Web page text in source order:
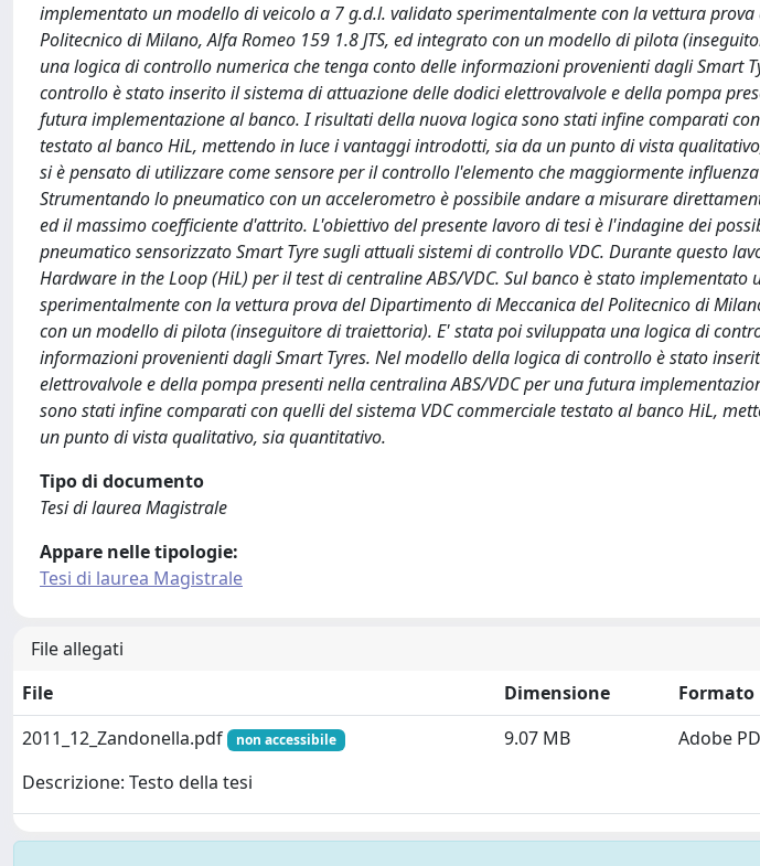
implementato un modello di veicolo a 7 g.d.l. validato sperimentalmente con la vettura
Politecnico di Milano, Alfa Romeo 159 1.8 JTS, ed integrato con un modello di pilota
una logica di controllo numerica che tenga conto delle informazioni provenienti dagli Smart
controllo è stato inserito il sistema di attuazione delle dodici elettrovalvole e della pompa
futura implementazione al banco. I risultati della nuova logica sono stati infine comparati
testato al banco HiL, mettendo in luce i vantaggi introdotti, sia da un punto di vista
si è pensato di utilizzare come sensore per il controllo l'elemento che maggiormente
Strumentando lo pneumatico con un accelerometro è possibile andare a misurare
ed il massimo coefficiente d'attrito. L'obiettivo del presente lavoro di tesi è l'indagine dei
pneumatico sensorizzato Smart Tyre sugli attuali sistemi di controllo VDC. Durante questo
Hardware in the Loop (HiL) per il test di centraline ABS/VDC. Sul banco è stato
sperimentalmente con la vettura prova del Dipartimento di Meccanica del Politecnico di
con un modello di pilota (inseguitore di traiettoria). E' stata poi sviluppata una logica di
informazioni provenienti dagli Smart Tyres. Nel modello della logica di controllo è stato
elettrovalvole e della pompa presenti nella centralina ABS/VDC per una futura
sono stati infine comparati con quelli del sistema VDC commerciale testato al banco HiL,
un punto di vista qualitativo, sia quantitativo.
Tipo di documento
Tesi di laurea Magistrale
Appare nelle tipologie:
Tesi di laurea Magistrale
File allegati
File
Dimensione
Formato
2011_12_Zandonella.pdf
non accessibile
Descrizione: Testo della tesi
9.07 MB Adobe